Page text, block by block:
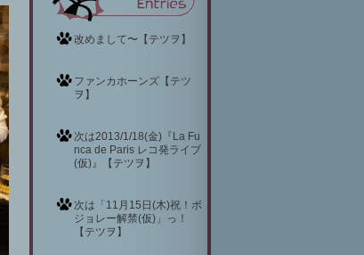
改めまして〜【テツヲ】
ファンカホーンズ【テツ
ヲ】
次は2013/1/18(金)『La Fu
nca de Paris レコ発ライブ
(仮)』【テツヲ】
次は「11月15日(木)祝！ボ
ジョレー解禁(仮)」っ！
【テツヲ】